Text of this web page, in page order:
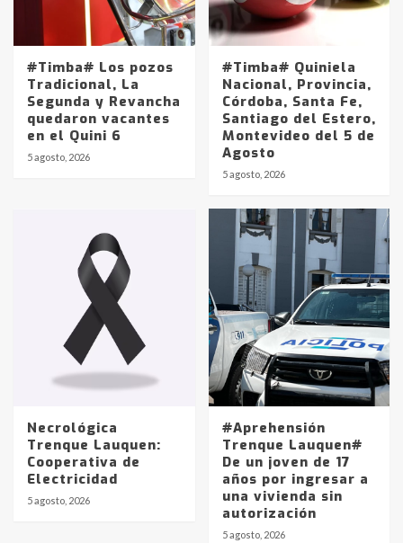
#Timba# Los pozos
Tradicional, La
Segunda y Revancha
quedaron vacantes
en el Quini 6
5 agosto, 2026
#Timba# Quiniela
Nacional, Provincia,
Córdoba, Santa Fe,
Santiago del Estero,
Montevideo del 5 de
Agosto
5 agosto, 2026
Necrológica
Trenque Lauquen:
Cooperativa de
Electricidad
5 agosto, 2026
#Aprehensión
Trenque Lauquen#
De un joven de 17
años por ingresar a
una vivienda sin
autorización
5 agosto, 2026
Identidad de los adolescentes
pampeanos que fueron
en la mañana del lunes
Accidente en Ruta 5: falleció un
joven de Trenque Lauquen
Los precios de los combustibles en
La Pampa, desde YPF hasta Axion
entre 857 a 1338 pesos
La Bolsa de Cereales de Bahía
Blanca anticipa que Agosto vendrá
con lluvias y heladas, en gran parte